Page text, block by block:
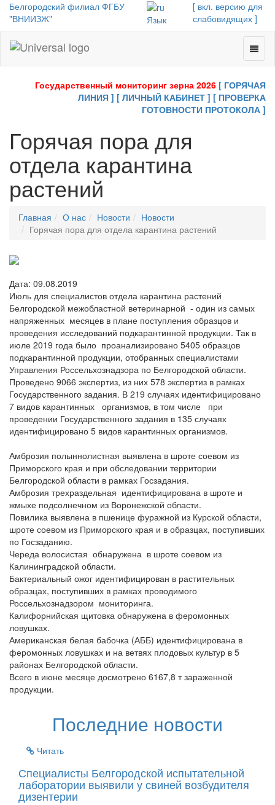
Белгородский филиал ФГБУ
"ВНИИЗЖ"
Язык
[ вкл. версию для
слабовидящих ]
-
Toggle
Государственный мониторинг зерна 2026 [ ГОРЯЧАЯ
ЛИНИЯ ] [ ЛИЧНЫЙ КАБИНЕТ ] [ ПРОВЕРКА
ГОТОВНОСТИ ПРОТОКОЛА ]
Горячая пора для
отдела карантина
растений
Главная О нас Новости
Новости
Горячая пора для отдела карантина растений
Дата: 09.08.2019
Июль для специалистов отдела карантина растений
Белгородской межобластной ветеринарной - один из самых
напряженных месяцев в плане поступления образцов и
проведения исследований подкарантинной продукции. Так в
июле 2019 года было проанализировано 5405 образцов
подкарантинной продукции, отобранных специалистами
Управления Россельхознадзора по Белгородской области.
Проведено 9066 экспертиз, из них 578 экспертиз в рамках
Государственного задания. В 219 случаях идентифицировано
7 видов карантинных организмов, в том числе при
проведении Государственного задания в 135 случаях
идентифицировано 5 видов карантинных организмов.
Амброзия полыннолистная выявлена в шроте соевом из
Приморского края и при обследовании территории
Белгородской области в рамках Госзадания.
Амброзия трехраздельная идентифицирована в шроте и
жмыхе подсолнечном из Воронежской области.
Повилика выявлена в пшенице фуражной из Курской области,
шроте соевом из Приморского края и в образцах, поступивших
по Госзаданию.
Череда волосистая обнаружена в шроте соевом из
Калининградской области.
Бактериальный ожог идентифицирован в растительных
образцах, поступивших в рамках проводимого
Россельхознадзором мониторинга.
Калифорнийская щитовка обнаружена в феромонных
ловушках.
Американская белая бабочка (АББ) идентифицирована в
феромонных ловушках и на ветвях плодовых культур в 5
районах Белгородской области.
Всего в июне месяце досмотрено 6167,8 т зараженной
продукции.
Последние новости
Читать
Специалисты Белгородской испытательной
лаборатории выявили у свиней возбудителя
дизентерии